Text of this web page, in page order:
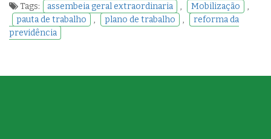
Tags: assembeia geral extraordinaria , Mobilização
,
pauta de trabalho
, plano de trabalho ,
reforma da
previdência